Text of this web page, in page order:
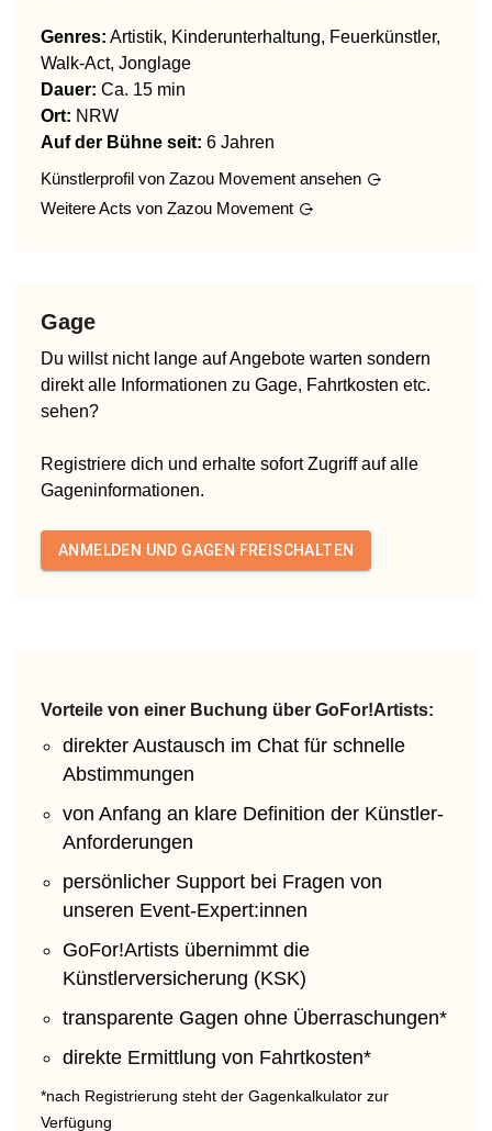
Genres: Artistik, Kinderunterhaltung, Feuerkünstler,
Walk-Act, Jonglage
Dauer: Ca. 15 min
Ort: NRW
Auf der Bühne seit: 6 Jahren
Künstlerprofil von Zazou Movement ansehen
Weitere Acts von Zazou Movement
Gage
Du willst nicht lange auf Angebote warten sondern
direkt alle Informationen zu Gage, Fahrtkosten etc.
sehen?
Registriere dich und erhalte sofort Zugriff auf alle
Gageninformationen.
ANMELDEN UND GAGEN FREISCHALTEN
Vorteile von einer Buchung über GoFor!Artists:
direkter Austausch im Chat für schnelle
Abstimmungen
von Anfang an klare Definition der Künstler-
Anforderungen
persönlicher Support bei Fragen von
unseren Event-Expert:innen
GoFor!Artists übernimmt die
Künstlerversicherung (KSK)
transparente Gagen ohne Überraschungen*
direkte Ermittlung von Fahrtkosten*
*nach Registrierung steht der Gagenkalkulator zur
Verfügung